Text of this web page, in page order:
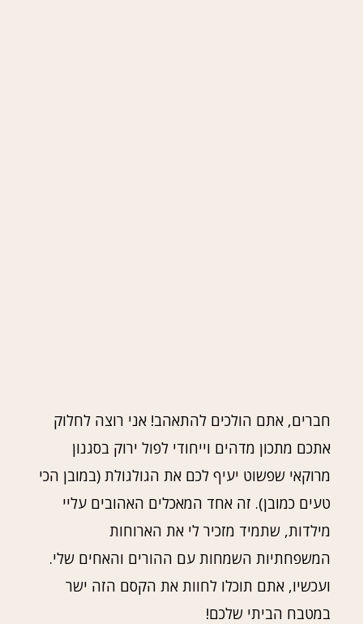
חברים, אתם הולכים להתאהב! אני רוצה לחלוק
אתכם מתכון מדהים וייחודי לפול ירוק בסגנון
מרוקאי שפשוט יעיף לכם את הגולגולת (במובן הכי
טעים כמובן). זה אחד המאכלים האהובים עליי
מילדות, שתמיד מזכיר לי את הארוחות
המשפחתיות השמחות עם ההורים והאחים שלי.
ועכשיו, אתם תוכלו לחוות את הקסם הזה ישר
במטבח הביתי שלכם!